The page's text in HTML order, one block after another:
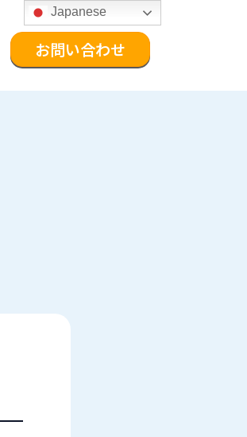
お問い合わせ
Japanese